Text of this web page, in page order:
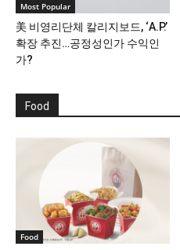
Most Popular
美 비영리단체 칼리지보드, ‘A.P.’
확장 추진…공정성인가 수익인
가?
Food
Food